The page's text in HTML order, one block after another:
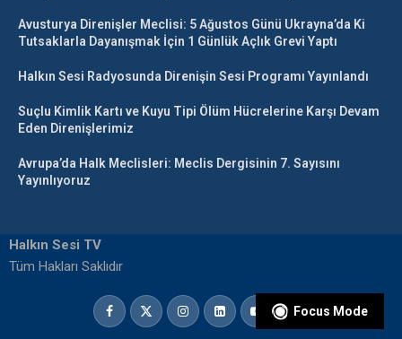
Avusturya Direnişler Meclisi: 5 Ağustos Günü Ukrayna’da Ki
Tutsaklarla Dayanışmak İçin 1 Günlük Açlık Grevi Yaptı
Halkın Sesi Radyosunda Direnişin Sesi Programı Yayınlandı
Suçlu Kimlik Kartı ve Kuyu Tipi Ölüm Hücrelerine Karşı Devam
Eden Direnişlerimiz
Avrupa’da Halk Meclisleri: Meclis Dergisinin 7. Sayısını
Yayınlıyoruz
Halkın Sesi TV
Tüm Hakları Saklıdır
Focus Mode